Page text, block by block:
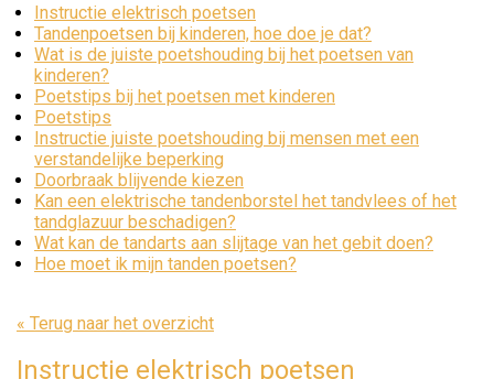
Instructie elektrisch poetsen
Tandenpoetsen bij kinderen, hoe doe je dat?
Wat is de juiste poetshouding bij het poetsen van
kinderen?
Poetstips bij het poetsen met kinderen
Poetstips
Instructie juiste poetshouding bij mensen met een
verstandelijke beperking
Doorbraak blijvende kiezen
Kan een elektrische tandenborstel het tandvlees of het
tandglazuur beschadigen?
Wat kan de tandarts aan slijtage van het gebit doen?
Hoe moet ik mijn tanden poetsen?
« Terug naar het overzicht
Instructie elektrisch poetsen